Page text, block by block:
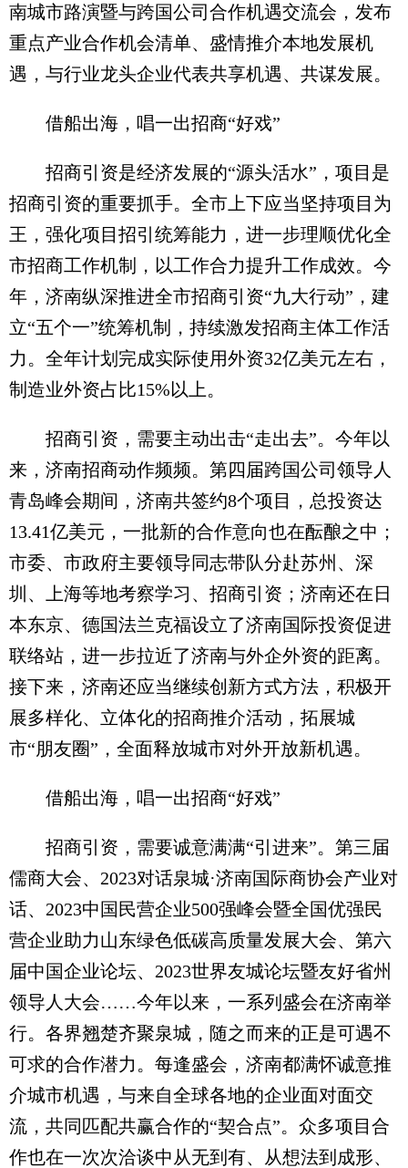
南城市路演暨与跨国公司合作机遇交流会，发布
重点产业合作机会清单、盛情推介本地发展机
遇，与行业龙头企业代表共享机遇、共谋发展。
借船出海，唱一出招商“好戏”
招商引资是经济发展的“源头活水”，项目是
招商引资的重要抓手。全市上下应当坚持项目为
王，强化项目招引统筹能力，进一步理顺优化全
市招商工作机制，以工作合力提升工作成效。今
年，济南纵深推进全市招商引资“九大行动”，建
立“五个一”统筹机制，持续激发招商主体工作活
力。全年计划完成实际使用外资32亿美元左右，
制造业外资占比15%以上。
招商引资，需要主动出击“走出去”。今年以
来，济南招商动作频频。第四届跨国公司领导人
青岛峰会期间，济南共签约8个项目，总投资达
13.41亿美元，一批新的合作意向也在酝酿之中；
市委、市政府主要领导同志带队分赴苏州、深
圳、上海等地考察学习、招商引资；济南还在日
本东京、德国法兰克福设立了济南国际投资促进
联络站，进一步拉近了济南与外企外资的距离。
接下来，济南还应当继续创新方式方法，积极开
展多样化、立体化的招商推介活动，拓展城
市“朋友圈”，全面释放城市对外开放新机遇。
借船出海，唱一出招商“好戏”
招商引资，需要诚意满满“引进来”。第三届
儒商大会、2023对话泉城·济南国际商协会产业对
话、2023中国民营企业500强峰会暨全国优强民
营企业助力山东绿色低碳高质量发展大会、第六
届中国企业论坛、2023世界友城论坛暨友好省州
领导人大会……今年以来，一系列盛会在济南举
行。各界翘楚齐聚泉城，随之而来的正是可遇不
可求的合作潜力。每逢盛会，济南都满怀诚意推
介城市机遇，与来自全球各地的企业面对面交
流，共同匹配共赢合作的“契合点”。众多项目合
作也在一次次洽谈中从无到有、从想法到成形、